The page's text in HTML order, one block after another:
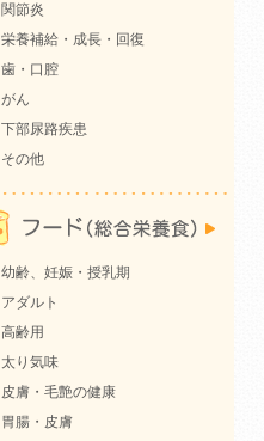
関節炎
栄養補給・成長・回復
歯・口腔
がん
下部尿路疾患
その他
幼齢、妊娠・授乳期
アダルト
高齢用
太り気味
皮膚・毛艶の健康
胃腸・皮膚